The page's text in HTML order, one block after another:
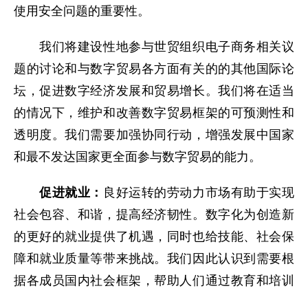
使用安全问题的重要性。
我们将建设性地参与世贸组织电子商务相关议
题的讨论和与数字贸易各方面有关的的其他国际论
坛，促进数字经济发展和贸易增长。我们将在适当
的情况下，维护和改善数字贸易框架的可预测性和
透明度。我们需要加强协同行动，增强发展中国家
和最不发达国家更全面参与数字贸易的能力。
促进就业： 良好运转的劳动力市场有助于实现
社会包容、和谐，提高经济韧性。数字化为创造新
的更好的就业提供了机遇，同时也给技能、社会保
障和就业质量等带来挑战。我们因此认识到需要根
据各成员国内社会框架，帮助人们通过教育和培训